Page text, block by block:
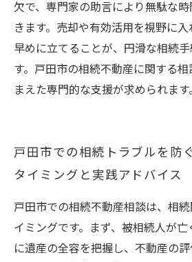
欠で、専門家の助言により無駄な
きます。売却や有効活用を視野に
早めに立てることが、円滑な相続
す。戸田市の相続不動産に関する
まえた専門的な支援が求められます
戸田市での相続トラブルを防
タイミングと実践アドバイス
戸田市での相続不動産相談は、相
イミングです。まず、被相続人が
に遺産の全容を把握し、不動産の